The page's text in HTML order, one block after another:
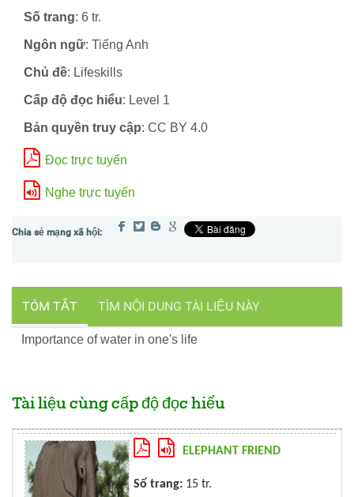
Số trang: 6 tr.
Ngôn ngữ: Tiếng Anh
Chủ đề: Lifeskills
Cấp độ đọc hiểu: Level 1
Bản quyền truy cập: CC BY 4.0
Đọc trực tuyến
Nghe trực tuyến
TÓM TẮT TÌM NỘI DUNG TÀI LIỆU NÀY
Importance of water in one's life
Tài liệu cùng cấp độ đọc hiểu
ELEPHANT FRIEND
Số trang: 15 tr.